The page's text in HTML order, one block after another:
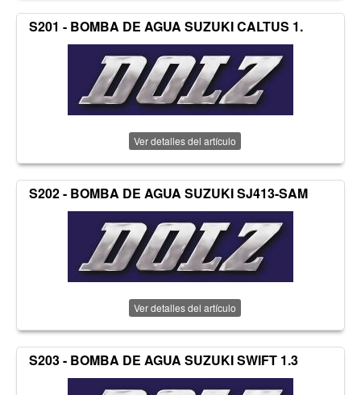
S201 - BOMBA DE AGUA SUZUKI CALTUS 1.
Ver detalles del artículo
S202 - BOMBA DE AGUA SUZUKI SJ413-SAM
Ver detalles del artículo
S203 - BOMBA DE AGUA SUZUKI SWIFT 1.3